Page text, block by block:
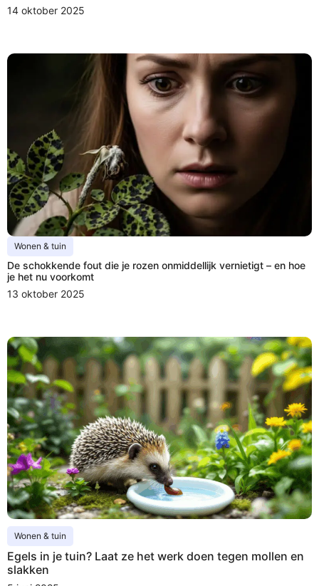
14 oktober 2025
Wonen & tuin
De schokkende fout die je rozen onmiddellijk vernietigt – en hoe
je het nu voorkomt
13 oktober 2025
Wonen & tuin
Egels in je tuin? Laat ze het werk doen tegen mollen en
slakken